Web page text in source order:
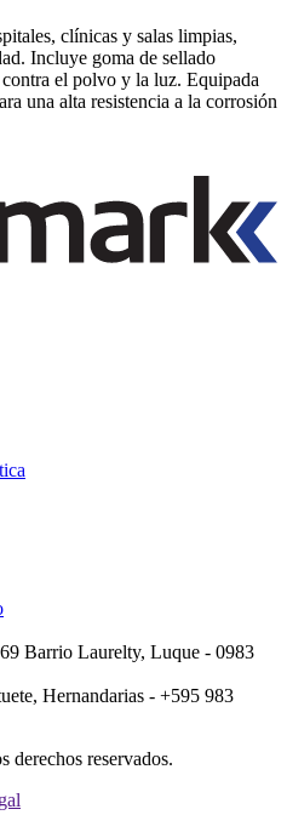
clínicas y salas limpias,
Incluye goma de sellado
el polvo y la luz. Equipada
una alta resistencia a la corrosión
Barrio Laurelty, Luque - 0983
Hernandarias - +595 983
reservados.